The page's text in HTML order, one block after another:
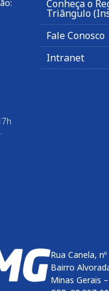
Conheça o
Triângulo
Fale Conosco
Intranet
Rua Canela,
Bairro
Minas Gerais